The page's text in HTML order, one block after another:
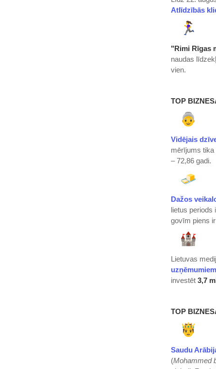
Atlīdzībās
"Rimi Rīgas
naudas
vien.
TOP
Vidējais
mērījums
– 72,86 gadi.
Dažos
lietus periods
govīm piens
Lietuvas
uzņēmumiem
investēt 3,7
TOP
Saudu
(Mohammed